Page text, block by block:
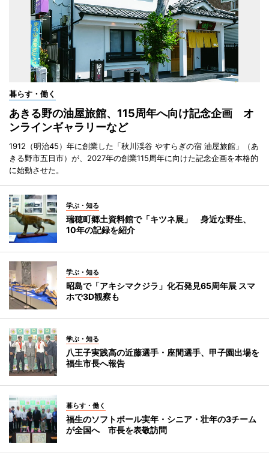
暮らす・働く
あきる野の油屋旅館、115周年へ向け記念企画 オ
ンラインギャラリーなど
1912（明治45）年に創業した「秋川渓谷 やすらぎの宿 油屋旅館」（あ
きる野市五日市）が、2027年の創業115周年に向けた記念企画を本格的
に始動させた。
学ぶ・知る
瑞穂町郷土資料館で「キツネ展」 身近な野生、
10年の記録を紹介
学ぶ・知る
昭島で「アキシマクジラ」化石発見65周年展 スマ
ホで3D観察も
学ぶ・知る
八王子実践高の近藤選手・座間選手、甲子園出場を
福生市長へ報告
暮らす・働く
福生のソフトボール実年・シニア・壮年の3チーム
が全国へ 市長を表敬訪問